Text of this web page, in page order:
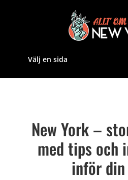
Välj en sida
New York –
med tips och
inför